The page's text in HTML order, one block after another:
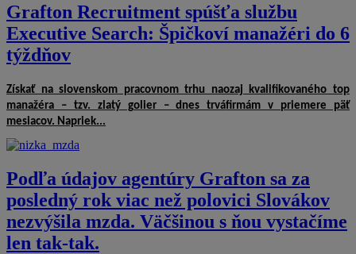
Grafton Recruitment spúšťa službu
Executive Search: Špičkoví manažéri do 6
týždňov
Získať na slovenskom pracovnom trhu naozaj kvalifikovaného top
manažéra – tzv. zlatý golier – dnes trváfirmám v priemere päť
mesiacov. Napriek...
Podľa údajov agentúry Grafton sa za
posledný rok viac než polovici Slovákov
nezvýšila mzda. Väčšinou s ňou vystačíme
len tak-tak.